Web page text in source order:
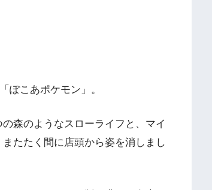
ぽこあポケモン」。
森のようなスローライフと、マイ
たたく間に店頭から姿を消しまし